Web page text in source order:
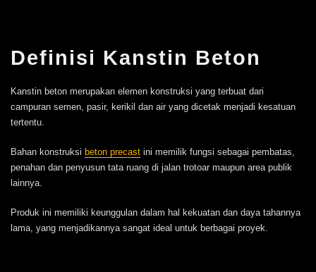
Definisi Kanstin Beton
Kanstin beton merupakan elemen konstruksi yang terbuat dari
campuran semen, pasir, kerikil dan air yang dicetak menjadi kesatuan
tertentu.
Bahan konstruksi beton precast ini memilik fungsi sebagai pembatas,
penahan dan penyusun tata ruang di jalan trotoar maupun area publik
lainnya.
Produk ini memiliki keunggulan dalam hal kekuatan dan daya tahannya
lama, yang menjadikannya sangat ideal untuk berbagai proyek.